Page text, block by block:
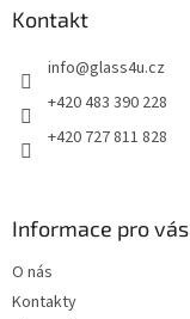
Kontakt
info@glass4u.cz
+420 483 390 228
+420 727 811 828
Informace pro vás
O nás
Kontakty